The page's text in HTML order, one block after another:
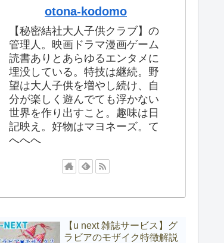
otona-kodomo
【秘密結社大人子供クラブ】の
管理人。映画ドラマ漫画ゲーム
読書ありとあらゆるエンタメに
埋没している。特技は継続。野
望は大人子供を増やし続け、自
分が楽しく遊んでても浮かない
世界を作り出すこと。趣味は日
記映え。好物はマヨネーズ。て
へへへ
【u next 雑誌サービス】グ
ラビアのモザイク特徴解説